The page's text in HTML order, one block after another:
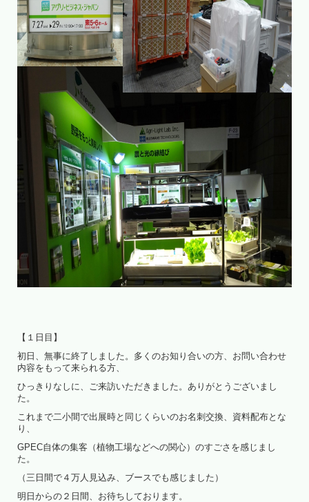
【１日目】
初日、無事に終了しました。多くのお知り合いの方、お問い合わせ
内容をもって来られる方、
ひっきりなしに、ご来訪いただきました。ありがとうございまし
た。
これまで二小間で出展時と同じくらいのお名刺交換、資料配布とな
り、
GPEC自体の集客（植物工場などへの関心）のすごさを感じまし
た。
（三日間で４万人見込み、ブースでも感じました）
明日からの２日間、お待ちしております。